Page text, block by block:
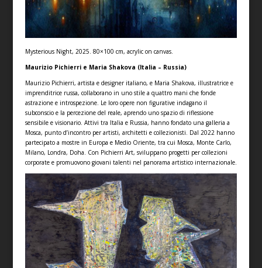
Mysterious Night, 2025. 80×100 cm, acrylic on canvas.
Maurizio Pichierri e Maria Shakova (Italia – Russia)
Maurizio Pichierri, artista e designer italiano, e Maria Shakova, illustratrice e
imprenditrice russa, collaborano in uno stile a quattro mani che fonde
astrazione e introspezione. Le loro opere non figurative indagano il
subconscio e la percezione del reale, aprendo uno spazio di riflessione
sensibile e visionario. Attivi tra Italia e Russia, hanno fondato una galleria a
Mosca, punto d’incontro per artisti, architetti e collezionisti. Dal 2022 hanno
partecipato a mostre in Europa e Medio Oriente, tra cui Mosca, Monte Carlo,
Milano, Londra, Doha. Con Pichierri Art, sviluppano progetti per collezioni
corporate e promuovono giovani talenti nel panorama artistico internazionale.